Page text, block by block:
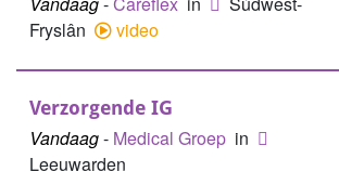
Fryslân
video
Verzorgende IG
Vandaag- Medical Groep in
Leeuwarden